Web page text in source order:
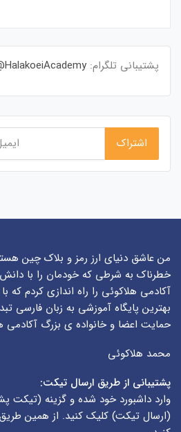
پشتیبانی تلگرام: HalakoeiAcademy@
من عاشق دنیای ارز رمز و بلاک چین
خطرناک به شرطی که خودمان را با
آکادمی هلاکوئی را راه اندازی کردم که
بهترین پایگاه آموزشی به زبان فارسی
حمایت اعضا و خانواده ی بزرگ آکادمی
محمد هلاکوئی
پشتیبانی از طریق ارسال تیکت:
وارد داشبورد خود شده و گزینه (تیکت
(ارسال تیکت) کلیک کنید. از همین